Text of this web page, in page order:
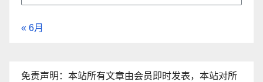
« 6月
免责声明：本站所有文章由会员即时发表，本站对所